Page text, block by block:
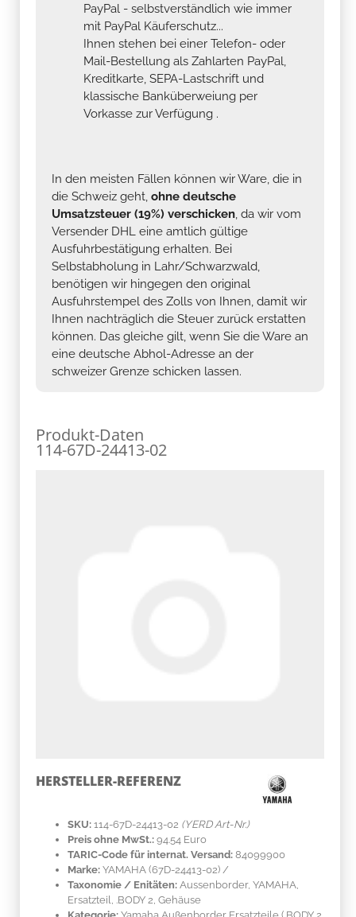
PayPal - selbstverständlich wie immer
mit PayPal Käuferschutz...
Ihnen stehen bei einer Telefon- oder
Mail-Bestellung als Zahlarten PayPal,
Kreditkarte, SEPA-Lastschrift und
klassische Banküberweiung per
Vorkasse zur Verfügung .
In den meisten Fällen können wir Ware, die in
die Schweiz geht, ohne deutsche
Umsatzsteuer (19%) verschicken, da wir vom
Versender DHL eine amtlich gültige
Ausfuhrbestätigung erhalten. Bei
Selbstabholung in Lahr/Schwarzwald,
benötigen wir hingegen den original
Ausfuhrstempel des Zolls von Ihnen, damit wir
Ihnen nachträglich die Steuer zurück erstatten
können. Das gleiche gilt, wenn Sie die Ware an
eine deutsche Abhol-Adresse an der
schweizer Grenze schicken lassen.
Produkt-Daten
114-67D-24413-02
HERSTELLER-REFERENZ
SKU: 114-67D-24413-02 (YERD Art-Nr.)
Preis ohne MwSt.: 94.54 Euro
TARIC-Code für internat. Versand: 84099900
Marke: YAMAHA (67D-24413-02) /
Taxonomie / Enitäten: Aussenborder, YAMAHA,
Ersatzteil, .BODY 2, Gehäuse